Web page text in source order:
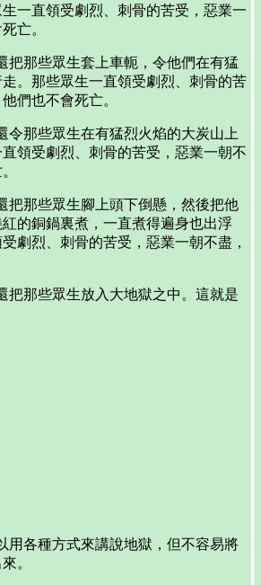
一直領受劇烈、刺骨的苦受，惡業一
亡。
那些眾生套上車軛，令他們在有猛
。那些眾生一直領受劇烈、刺骨的苦
們也不會死亡。
那些眾生在有猛烈火焰的大炭山上
領受劇烈、刺骨的苦受，惡業一朝不
那些眾生腳上頭下倒懸，然後把他
的銅鍋裏煮，一直煮得遍身也出浮
劇烈、刺骨的苦受，惡業一朝不盡，
那些眾生放入大地獄之中。這就是
各種方式來講說地獄，但不容易將
。